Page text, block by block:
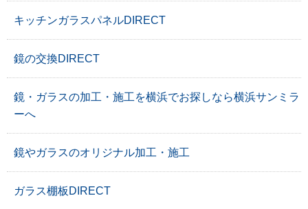
キッチンガラスパネルDIRECT
鏡の交換DIRECT
鏡・ガラスの加工・施工を横浜でお探しなら横浜サンミラ
ーへ
鏡やガラスのオリジナル加工・施工
ガラス棚板DIRECT